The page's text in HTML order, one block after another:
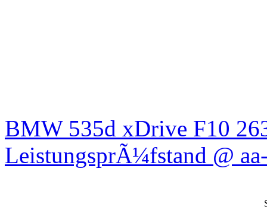
BMW 535d xDrive F10
LeistungsprÃ¼fstand @